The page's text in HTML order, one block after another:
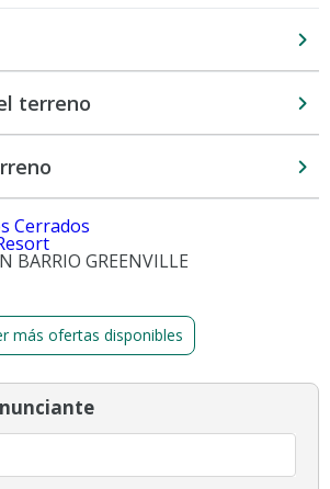
terreno
Cerrados
BARRIO GREENVILLE
más ofertas disponibles